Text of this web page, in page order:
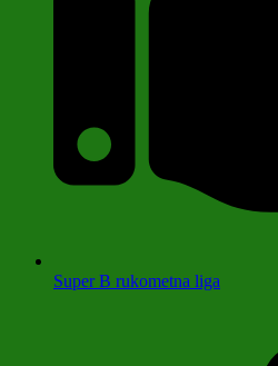
Super B rukometna liga